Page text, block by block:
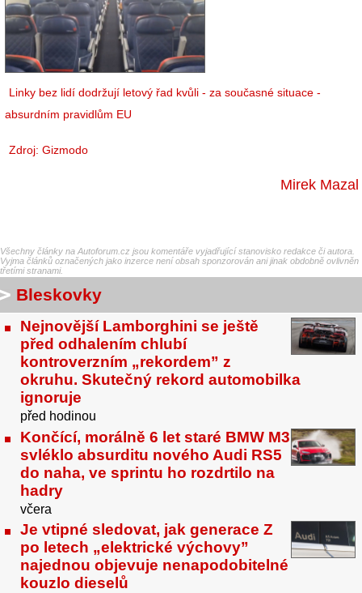
Linky bez lidí dodržují letový řad kvůli - za současné situace -
absurdním pravidlům EU
Zdroj: Gizmodo
Mirek Mazal
Všechny články na Autoforum.cz jsou komentáře vyjadřující stanovisko redakce či autora.
Vyjma článků označených jako inzerce není obsah sponzorován ani jinak obdobně ovlivněn
třetími stranami.
Bleskovky
Nejnovější Lamborghini se ještě
před odhalením chlubí
kontroverzním „rekordem” z
okruhu. Skutečný rekord automobilka
ignoruje
před hodinou
Končící, morálně 6 let staré BMW M3
svléklo absurditu nového Audi RS5
do naha, ve sprintu ho rozdrtilo na
hadry
včera
Je vtipné sledovat, jak generace Z
po letech „elektrické výchovy”
najednou objevuje nenapodobitelné
kouzlo dieselů